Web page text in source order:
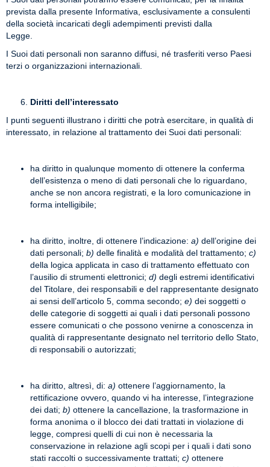
prevista dalla presente Informativa, esclusivamente a consulenti
della società incaricati degli adempimenti previsti dalla
Legge.
I Suoi dati personali non saranno diffusi, né trasferiti verso Paesi
terzi o organizzazioni internazionali.
Diritti dell’interessato
I punti seguenti illustrano i diritti che potrà esercitare, in qualità di
interessato, in relazione al trattamento dei Suoi dati personali:
ha diritto in qualunque momento di ottenere la conferma
dell’esistenza o meno di dati personali che lo riguardano,
anche se non ancora registrati, e la loro comunicazione in
forma intelligibile;
ha diritto, inoltre, di ottenere l’indicazione: a) dell’origine dei
dati personali; b) delle finalità e modalità del trattamento; c)
della logica applicata in caso di trattamento effettuato con
l’ausilio di strumenti elettronici; d) degli estremi identificativi
del Titolare, dei responsabili e del rappresentante designato
ai sensi dell’articolo 5, comma secondo; e) dei soggetti o
delle categorie di soggetti ai quali i dati personali possono
essere comunicati o che possono venirne a conoscenza in
qualità di rappresentante designato nel territorio dello Stato,
di responsabili o autorizzati;
ha diritto, altresì, di: a) ottenere l’aggiornamento, la
rettificazione ovvero, quando vi ha interesse, l’integrazione
dei dati; b) ottenere la cancellazione, la trasformazione in
forma anonima o il blocco dei dati trattati in violazione di
legge, compresi quelli di cui non è necessaria la
conservazione in relazione agli scopi per i quali i dati sono
stati raccolti o successivamente trattati; c) ottenere